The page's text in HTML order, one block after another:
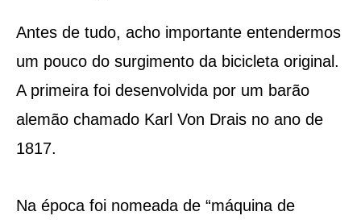
Antes de tudo, acho importante entendermos
um pouco do surgimento da bicicleta original.
A primeira foi desenvolvida por um barão
alemão chamado Karl Von Drais no ano de
1817.
Na época foi nomeada de “máquina de